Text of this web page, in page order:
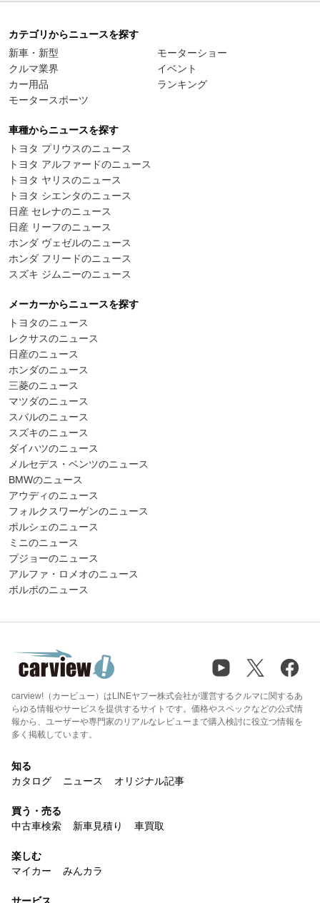
カテゴリからニュースを探す
新車・新型
クルマ業界
カー用品
モータースポーツ
モーターショー
イベント
ランキング
車種からニュースを探す
トヨタ プリウスのニュース
トヨタ アルファードのニュース
トヨタ ヤリスのニュース
トヨタ シエンタのニュース
日産 セレナのニュース
日産 リーフのニュース
ホンダ ヴェゼルのニュース
ホンダ フリードのニュース
スズキ ジムニーのニュース
メーカーからニュースを探す
トヨタのニュース
レクサスのニュース
日産のニュース
ホンダのニュース
三菱のニュース
マツダのニュース
スバルのニュース
スズキのニュース
ダイハツのニュース
メルセデス・ベンツのニュース
BMWのニュース
アウディのニュース
フォルクスワーゲンのニュース
ポルシェのニュース
ミニのニュース
プジョーのニュース
アルファ・ロメオのニュース
ボルボのニュース
carview!（カービュー）はLINEヤフー株式会社が運営するクルマに関するあ
らゆる情報やサービスを提供するサイトです。価格やスペックなどの公式情
報から、ユーザーや専門家のリアルなレビューまで購入検討に役立つ情報を
多く掲載しています。
知る
カタログ
ニュース オリジナル記事
買う・売る
中古車検索
新車見積り 車買取
楽しむ
マイカー
みんカラ